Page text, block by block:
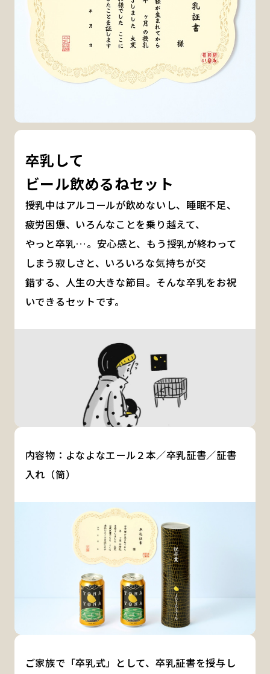
卒乳して
ビール飲めるねセット
授乳中はアルコールが飲めないし、睡眠不足、
疲労困憊、いろんなことを乗り越えて、
やっと卒乳…。安心感と、もう授乳が終わって
しまう寂しさと、いろいろな気持ちが交
錯する、人生の大きな節目。そんな卒乳をお祝
いできるセットです。
内容物：よなよなエール２本／卒乳証書／証書
入れ（筒）
ご家族で「卒乳式」として、卒乳証書を授与し